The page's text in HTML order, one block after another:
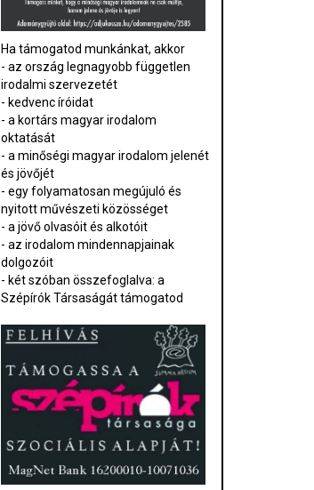
Ha támogatod munkánkat, akkor
- az ország legnagyobb független
irodalmi szervezetét
- kedvenc íróidat
- a kortárs magyar irodalom
oktatását
- a minőségi magyar irodalom jelenét
és jövőjét
- egy folyamatosan megújuló és
nyitott művészeti közösséget
- a jövő olvasóit és alkotóit
- az irodalom mindennapjainak
dolgozóit
- két szóban összefoglalva: a
Szépírók Társaságát támogatod